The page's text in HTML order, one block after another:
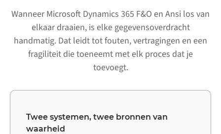
Wanneer Microsoft Dynamics 365 F&O en Ansi los van
elkaar draaien, is elke gegevensoverdracht
handmatig. Dat leidt tot fouten, vertragingen en een
fragiliteit die toeneemt met elk proces dat je
toevoegt.
Twee systemen, twee bronnen van
waarheid